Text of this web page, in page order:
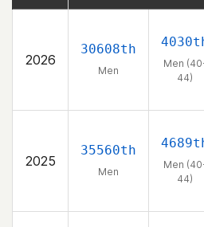
2026
30608th
Men
Men
44)
2025
35560th
Men
Men
44)